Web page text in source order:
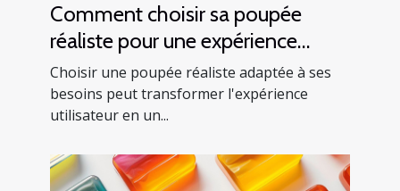
Comment choisir sa poupée
réaliste pour une expérience
optimale ?
Choisir une poupée réaliste adaptée à ses
besoins peut transformer l'expérience
utilisateur en un...